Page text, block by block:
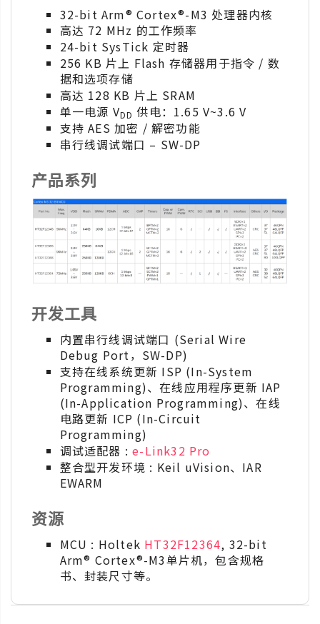
32-bit Arm® Cortex®-M3 处理器内核
高达 72 MHz 的工作频率
24-bit SysTick 定时器
256 KB 片上 Flash 存储器用于指令 / 数
据和选项存储
高达 128 KB 片上 SRAM
单一电源 VDD 供电：1.65 V~3.6 V
支持 AES 加密 / 解密功能
串行线调试端口 – SW-DP
产品系列
开发工具
内置串行线调试端口 (Serial Wire
Debug Port，SW-DP)
支持在线系统更新 ISP (In-System
Programming)、在线应用程序更新 IAP
(In-Application Programming)、在线
电路更新 ICP (In-Circuit
Programming)
调试适配器 :e-Link32 Pro
整合型开发环境 : Keil uVision、IAR
EWARM
资源
MCU : Holtek HT32F12364, 32-bit
Arm® Cortex®-M3单片机，包含规格
书、封装尺寸等。